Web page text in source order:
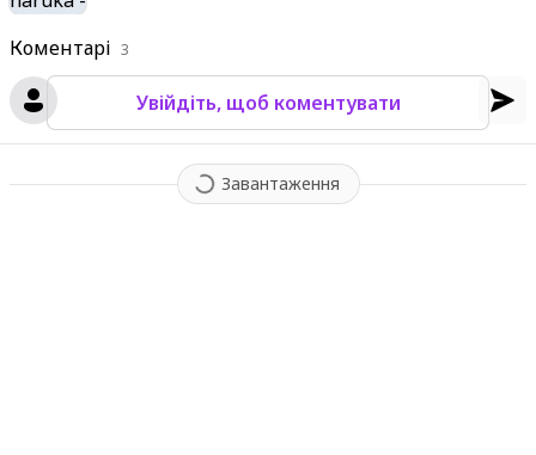
Коментарі 3
Увійдіть, щоб коментувати
Завантаження